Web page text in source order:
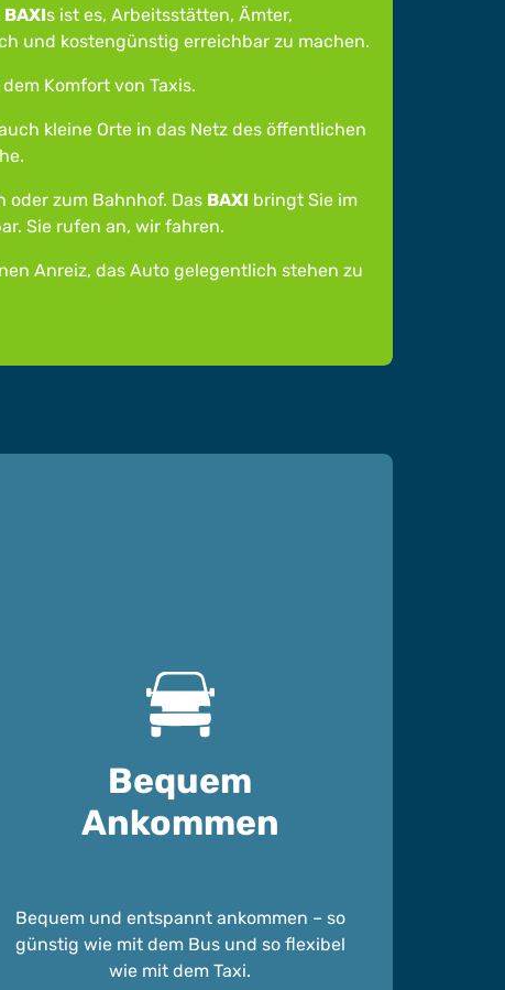
BAXIs ist es, Arbeitsstätten, Ämter,
und kostengünstig erreichbar zu machen.
Komfort von Taxis.
kleine Orte in das Netz des öffentlichen
zum Bahnhof. Das BAXI bringt Sie im
Sie rufen an, wir fahren.
Anreiz, das Auto gelegentlich stehen zu
Bequem
Ankommen
Bequem und entspannt ankommen – so
günstig wie mit dem Bus und so flexibel
wie mit dem Taxi.